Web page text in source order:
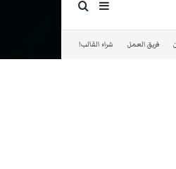
إضافة عمود جانبي
بحث عن
فريق العمل شراء القالب!